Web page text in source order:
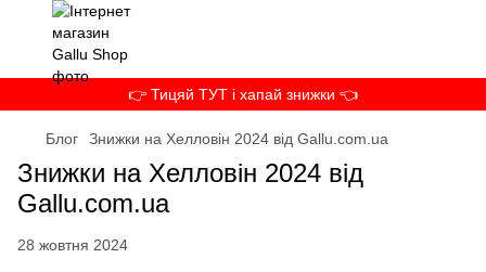
👉 Тицяй ТУТ і хапай знижки 👈
Блог Знижки на Хелловін 2024 від Gallu.com.ua
Знижки на Хелловін 2024 від
Gallu.com.ua
28 жовтня 2024